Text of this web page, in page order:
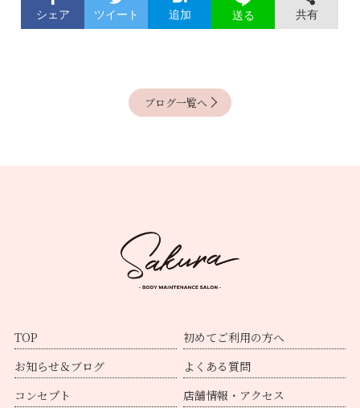
シェア ツイート 追加 送る 共有
ブログ一覧へ
TOP
お知らせ＆ブログ
コンセプト
初めてご利用の方へ
よくある質問
店舗情報・アクセス